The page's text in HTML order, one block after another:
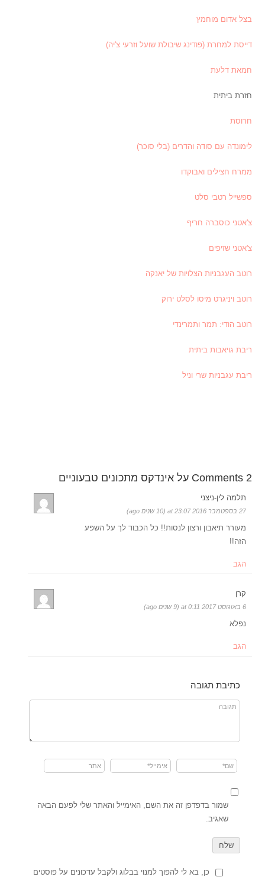
בצל אדום מוחמץ
דייסת למחרת (פודינג שיבולת שועל וזרעי צ'יה)
חמאת דלעת
חזרת ביתית
חרוסת
לימונדה עם סודה והדרים (בלי סוכר)
ממרח חצילים ואבוקדו
ספשייל רטבי סלט
צ'אטני כוסברה חריף
צ'אטני שזיפים
רוטב העגבניות הצלויות של יאנקה
רוטב ויניגרט מיסו לסלט ירוק
רוטב הודי: תמר ותמרינדי
ריבת גויאבות ביתית
ריבת עגבניות שרי וניל
2 Comments על אינדקס מתכונים טבעוניים
תלמה לין-ניצני
27 בספטמבר 2016 at 23:07 (10 שנים ago)
מעורר תיאבון ורצון לנסות!! כל הכבוד לך על השפע
הזה!!
הגב
קרן
6 באוגוסט 2017 at 0:11 (9 שנים ago)
נפלא
הגב
כתיבת תגובה
שמור בדפדפן זה את השם, האימייל והאתר שלי לפעם הבאה
שאגיב.
כן, בא לי להפוך למנוי בבלוג ולקבל עדכונים על פוסטים